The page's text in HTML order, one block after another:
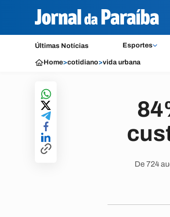
Últimas Notícias Esportes
Home>cotidiano>vida urbana
De 724